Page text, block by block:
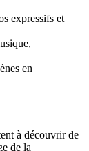
expressifs et
en
à découvrir de
de la